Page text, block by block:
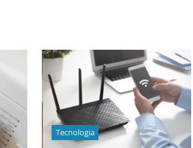
Tecnologia